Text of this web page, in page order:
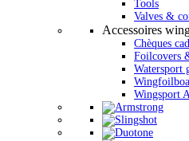
Tools
Valves &
Accessoires
Chèques
Foilcovers
Watersport
Wingsport